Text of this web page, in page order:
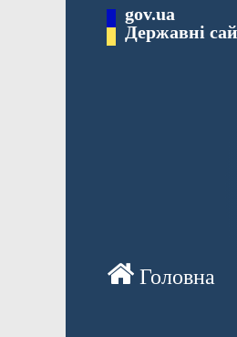
Перейти gov.ua
Державні